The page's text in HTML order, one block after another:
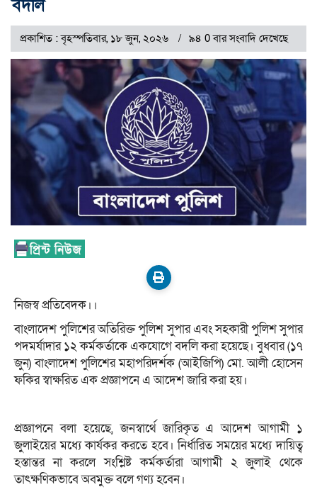
বদলি
প্রকাশিত : বৃহস্পতিবার, ১৮ জুন, ২০২৬ ৯৪ 0 বার সংবাদি দেখেছে
নিজস্ব প্রতিবেদক।।
বাংলাদেশ পুলিশের অতিরিক্ত পুলিশ সুপার এবং সহকারী পুলিশ সুপার
পদমর্যাদার ১২ কর্মকর্তাকে একযোগে বদলি করা হয়েছে। বুধবার (১৭
জুন) বাংলাদেশ পুলিশের মহাপরিদর্শক (আইজিপি) মো. আলী হোসেন
ফকির স্বাক্ষরিত এক প্রজ্ঞাপনে এ আদেশ জারি করা হয়।
প্রজ্ঞাপনে বলা হয়েছে, জনস্বার্থে জারিকৃত এ আদেশ আগামী ১
জুলাইয়ের মধ্যে কার্যকর করতে হবে। নির্ধারিত সময়ের মধ্যে দায়িত্ব
হস্তান্তর না করলে সংশ্লিষ্ট কর্মকর্তারা আগামী ২ জুলাই থেকে
তাৎক্ষণিকভাবে অবমুক্ত বলে গণ্য হবেন।